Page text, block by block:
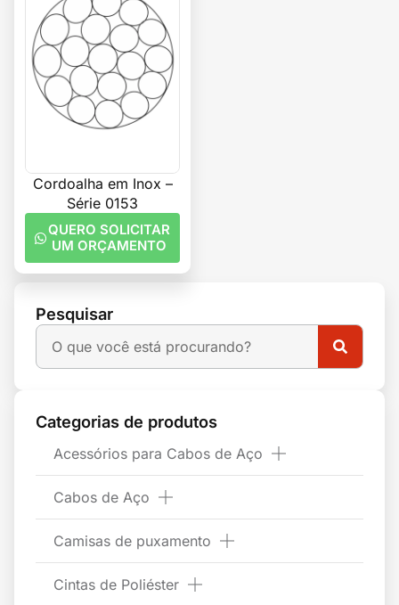
Pesquisar
Categorias de produtos
Acessórios para Cabos de Aço
Cabos de Aço
Camisas de puxamento
Cintas de Poliéster
Cordoalha em Inox –
Série 0153
QUERO SOLICITAR
UM ORÇAMENTO